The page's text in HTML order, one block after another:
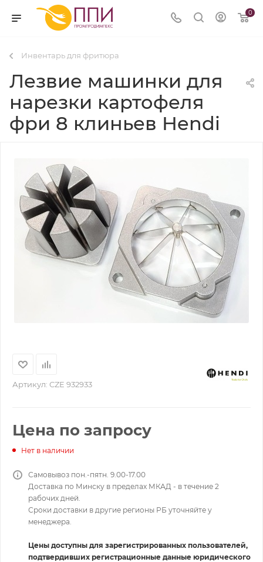
0
Инвентарь для фритюра
Лезвие машинки для
нарезки картофеля
фри 8 клиньев Hendi
Артикул: CZE 932933
Цена по запросу
Нет в наличии
Самовывоз пон.-пятн. 9.00-17.00
Доставка по Минску в пределах МКАД - в течение 2
рабочих дней.
Сроки доставки в другие регионы РБ уточняйте у
менеджера.
Цены доступны для зарегистрированных пользователей,
подтвердивших регистрационные данные юридического